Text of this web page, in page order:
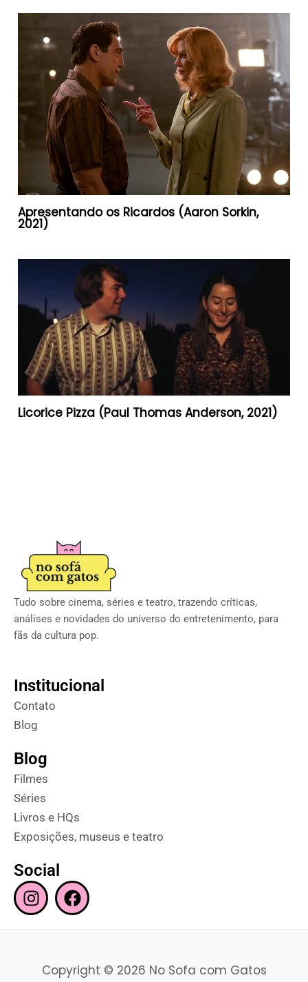
Apresentando os Ricardos (Aaron Sorkin,
2021)
Licorice Pizza (Paul Thomas Anderson, 2021)
Tudo sobre cinema, séries e teatro, trazendo críticas,
análises e novidades do universo do entretenimento, para
fãs da cultura pop.
Institucional
Contato
Blog
Blog
Filmes
Séries
Livros e HQs
Exposições, museus e teatro
Social
I
n
s
F
a
c
o
Copyright © 2026 No Sofa com Gatos